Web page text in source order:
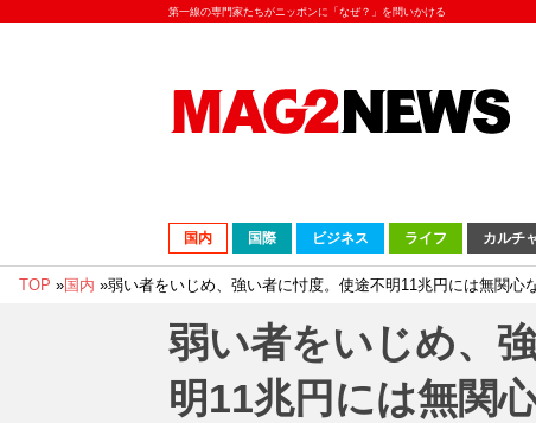
第一線の専門家たちがニッポンに「なぜ？」を問いかける
国内 国際 ビジネス ライフ カルチ
TOP »国内 »弱い者をいじめ、強い者に忖度。使途不明11兆円には無関心
弱い者をいじめ、
明11兆円には無関